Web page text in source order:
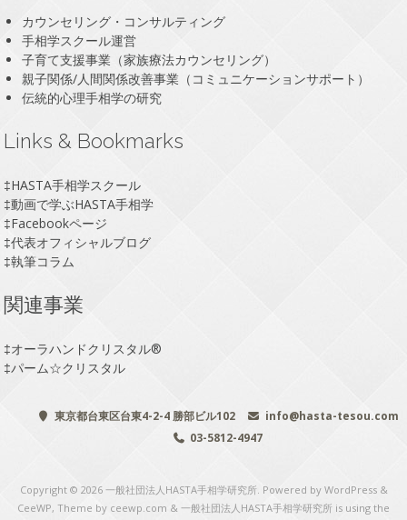
カウンセリング・コンサルティング
手相学スクール運営
子育て支援事業（家族療法カウンセリング）
親子関係/人間関係改善事業（コミュニケーションサポート）
伝統的心理手相学の研究
Links & Bookmarks
‡HASTA手相学スクール
‡動画で学ぶHASTA手相学
‡Facebookページ
‡代表オフィシャルブログ
‡執筆コラム
関連事業
‡オーラハンドクリスタル®
‡パーム☆クリスタル
東京都台東区台東4-2-4 勝部ビル102
info@hasta-tesou.com
03-5812-4947
Copyright © 2026 一般社団法人HASTA手相学研究所. Powered by WordPress&
CeeWP, Theme by ceewp.com & 一般社団法人HASTA手相学研究所 is using the